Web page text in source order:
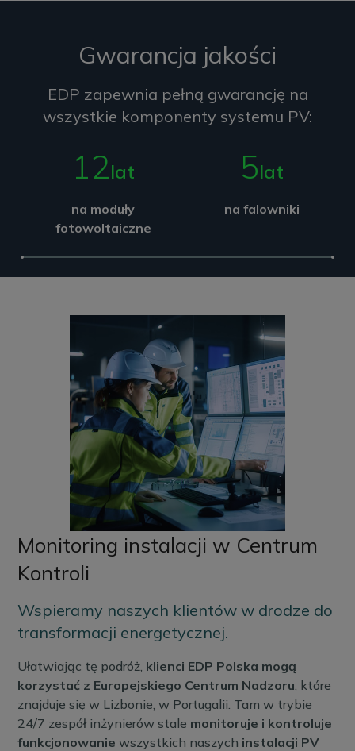
Gwarancja jakości
EDP zapewnia pełną gwarancję na
wszystkie komponenty systemu PV:
12lat
na moduły
fotowoltaiczne
5lat
na falowniki
Monitoring instalacji w Centrum
Kontroli
Wspieramy naszych klientów w drodze do
transformacji energetycznej.
Ułatwiając tę podróż, klienci EDP Polska mogą
korzystać z Europejskiego Centrum Nadzoru, które
znajduje się w Lizbonie, w Portugalii. Tam w trybie
24/7 zespół inżynierów stale monitoruje i kontroluje
funkcjonowanie wszystkich naszych instalacji PV